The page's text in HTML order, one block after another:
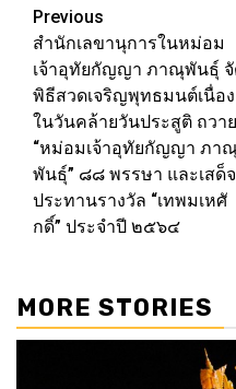
Post
navigation
Previous
สำนักเลขานุการในหม่อม
เจ้าอุทัยกัญญา ภาณุพันธุ์
พิธีสวดเจริญพุทธมนต์เนื่อง
ในวันคล้ายวันประสูติ ถวาย
“หม่อมเจ้าอุทัยกัญญา ภา
พันธุ์” ๘๘ พรรษา และเสด็จ
ประทานรางวัล “เทพมเหศั
กดิ์” ประจำปี ๒๕๖๔
MORE STORIES